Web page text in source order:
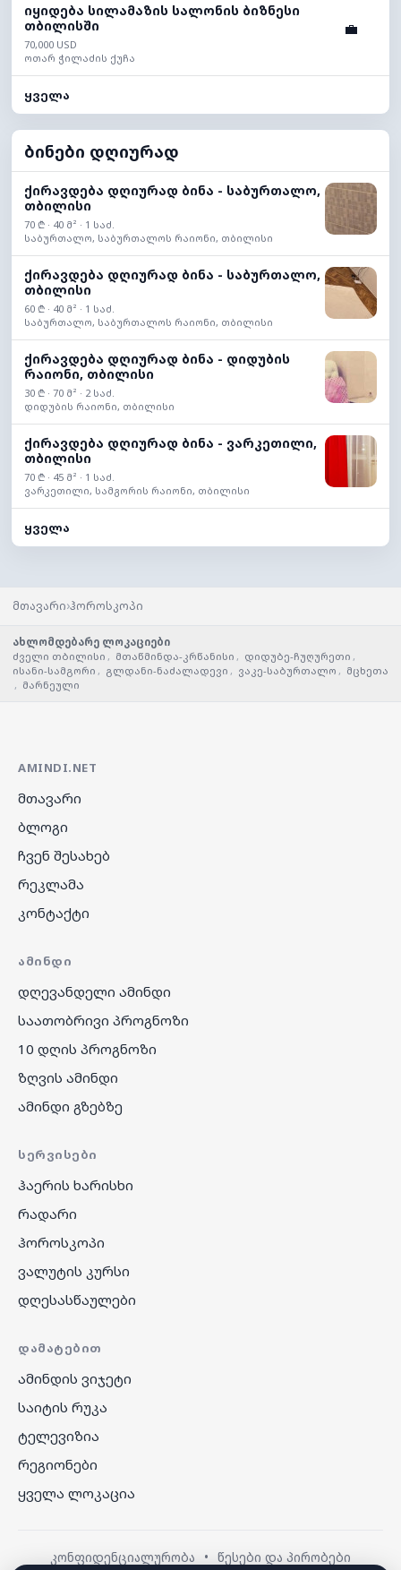
იყიდება სილამაზის სალონის ბიზნესი
თბილისში
70,000 USD
ოთარ ჭილაძის ქუჩა
💼
ყველა
ბინები დღიურად
ქირავდება დღიურად ბინა - საბურთალო,
თბილისი
70 ₾ · 40 მ² · 1 საძ.
საბურთალო, საბურთალოს რაიონი, თბილისი
ქირავდება დღიურად ბინა - საბურთალო,
თბილისი
60 ₾ · 40 მ² · 1 საძ.
საბურთალო, საბურთალოს რაიონი, თბილისი
ქირავდება დღიურად ბინა - დიდუბის
რაიონი, თბილისი
30 ₾ · 70 მ² · 2 საძ.
დიდუბის რაიონი, თბილისი
ქირავდება დღიურად ბინა - ვარკეთილი,
თბილისი
70 ₾ · 45 მ² · 1 საძ.
ვარკეთილი, სამგორის რაიონი, თბილისი
ყველა
მთავარი›ჰოროსკოპი
ახლომდებარე ლოკაციები
ძველი თბილისი , მთაწმინდა-კრწანისი , დიდუბე-ჩუღურეთი ,
ისანი-სამგორი , გლდანი-ნაძალადევი , ვაკე-საბურთალო , მცხეთა
, მარნეული
AMINDI.NET
მთავარი
ბლოგი
ჩვენ შესახებ
რეკლამა
კონტაქტი
ᲐᲛᲘᲜᲓᲘ
დღევანდელი ამინდი
საათობრივი პროგნოზი
10 დღის პროგნოზი
ზღვის ამინდი
ამინდი გზებზე
ᲡᲔᲠᲕᲘᲡᲔᲑᲘ
ჰაერის ხარისხი
რადარი
ჰოროსკოპი
ვალუტის კურსი
დღესასწაულები
ᲓᲐᲛᲐᲢᲔᲑᲘᲗ
ამინდის ვიჯეტი
საიტის რუკა
ტელევიზია
რეგიონები
ყველა ლოკაცია
კონფიდენციალურობა • წესები და პირობები